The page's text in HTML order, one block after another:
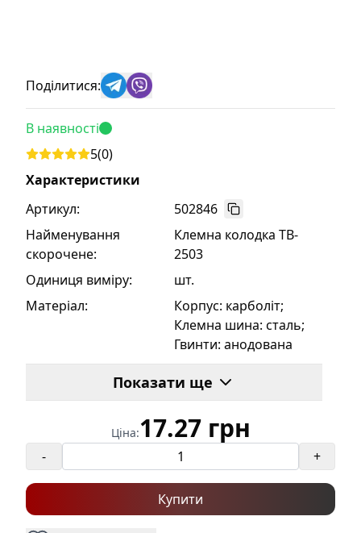
Поділитися:
В наявності
5(0)
Характеристики
Артикул:
502846
Найменування
скорочене:
Клемна колодка TB-
2503
Одиниця виміру:
шт.
Матеріал:
Корпус: карболіт;
Клемна шина: сталь;
Гвинти: анодована
сталь
Номінальна напруга
600
Номінальний струм In, 25
Переріз номінальний, 0,5...2,5
Показати ще
Ціна:17.27 грн
- +
Купити